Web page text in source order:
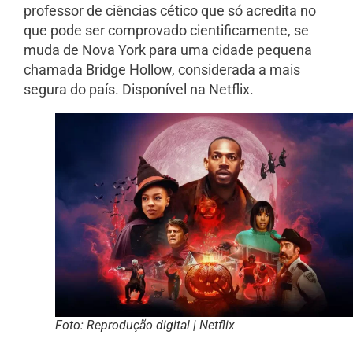
professor de ciências cético que só acredita no
que pode ser comprovado cientificamente, se
muda de Nova York para uma cidade pequena
chamada Bridge Hollow, considerada a mais
segura do país. Disponível na Netflix.
Foto: Reprodução digital | Netflix